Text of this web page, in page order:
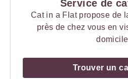
Service de
Cat in a Flat propose de
près de chez vous en
Trouver un